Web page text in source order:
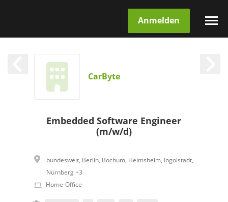
Anmelden
CarByte
Embedded Software Engineer
(m/w/d)
bundesweit, Berlin, Bochum, Heimsheim, Ingolstadt,
Nürnberg +3
Home-Office